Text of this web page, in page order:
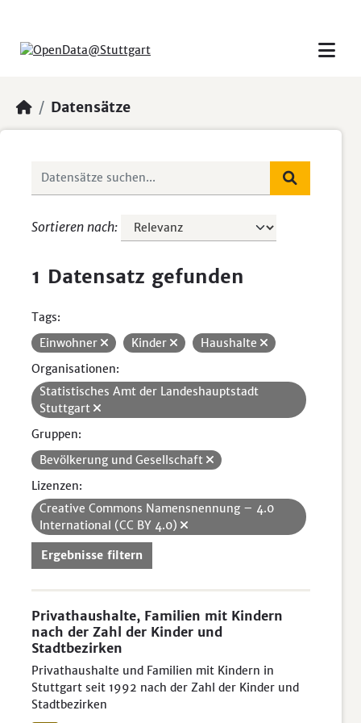
Datensätze
Sortieren nach
1 Datensatz gefunden
Tags:
Einwohner
Kinder
Haushalte
Organisationen:
Statistisches Amt der Landeshauptstadt
Stuttgart
Gruppen:
Bevölkerung und Gesellschaft
Lizenzen:
Creative Commons Namensnennung – 4.0
International (CC BY 4.0)
Ergebnisse filtern
Privathaushalte, Familien mit Kindern
nach der Zahl der Kinder und
Stadtbezirken
Privathaushalte und Familien mit Kindern in
Stuttgart seit 1992 nach der Zahl der Kinder und
Stadtbezirken